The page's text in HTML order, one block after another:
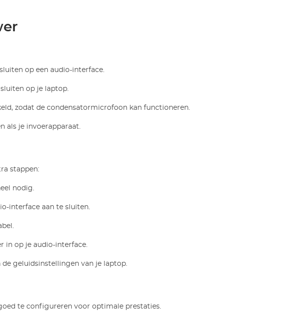
op een audio-interface.
op je laptop.
zodat de condensatormicrofoon kan functioneren.
als je invoerapparaat.
stappen:
nodig.
interface aan te sluiten.
in op je audio-interface.
de geluidsinstellingen van je laptop.
te configureren voor optimale prestaties.